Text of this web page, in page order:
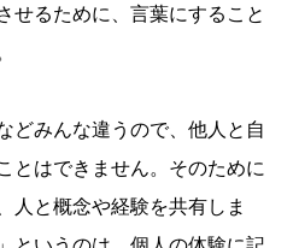
せるために、言葉にすること
どみんな違うので、他人と自
とはできません。そのために
人と概念や経験を共有しま